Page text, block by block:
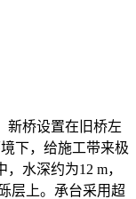
新桥设置在旧桥左
下，给施工带来极
水深约为12 m，
层上。承台采用超